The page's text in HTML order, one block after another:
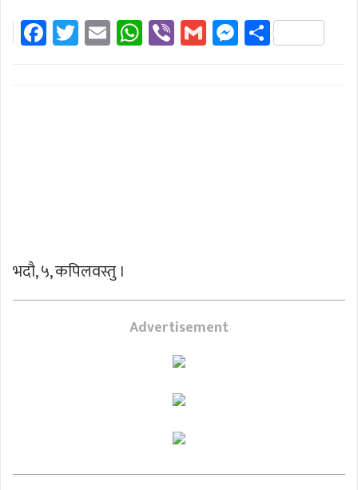
Facebook
Twitter
EmailWhatsApp
ViberGmailMessenger
Share
भदौ, ५, कपिलवस्तु ।
Advertisement